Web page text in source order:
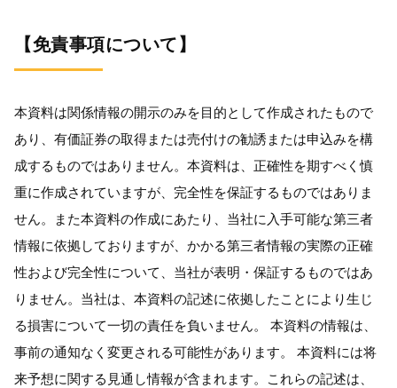
【免責事項について】
本資料は関係情報の開示のみを目的として作成されたもので
あり、有価証券の取得または売付けの勧誘または申込みを構
成するものではありません。本資料は、正確性を期すべく慎
重に作成されていますが、完全性を保証するものではありま
せん。また本資料の作成にあたり、当社に入手可能な第三者
情報に依拠しておりますが、かかる第三者情報の実際の正確
性および完全性について、当社が表明・保証するものではあ
りません。当社は、本資料の記述に依拠したことにより生じ
る損害について一切の責任を負いません。 本資料の情報は、
事前の通知なく変更される可能性があります。 本資料には将
来予想に関する見通し情報が含まれます。これらの記述は、